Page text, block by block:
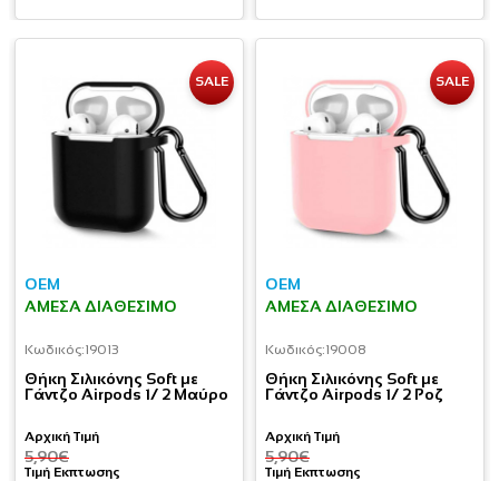
SALE
OEM
ΆΜΕΣΑ ΔΙΑΘΈΣΙΜΟ
Κωδικός:19013
Θήκη Σιλικόνης Soft με
Γάντζο Airpods 1/ 2 Μαύρο
Αρχική Τιμή
5,90€
Τιμή Εκπτωσης
SALE
OEM
ΆΜΕΣΑ ΔΙΑΘΈΣΙΜΟ
Κωδικός:19008
Θήκη Σιλικόνης Soft με
Γάντζο Airpods 1/ 2 Ροζ
Αρχική Τιμή
5,90€
Τιμή Εκπτωσης